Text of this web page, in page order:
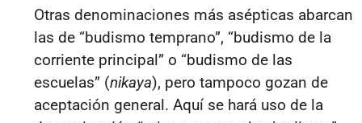
Otras denominaciones más asépticas abarcan
las de “budismo temprano”, “budismo de la
corriente principal” o “budismo de las
escuelas” (nikaya), pero tampoco gozan de
aceptación general. Aquí se hará uso de la